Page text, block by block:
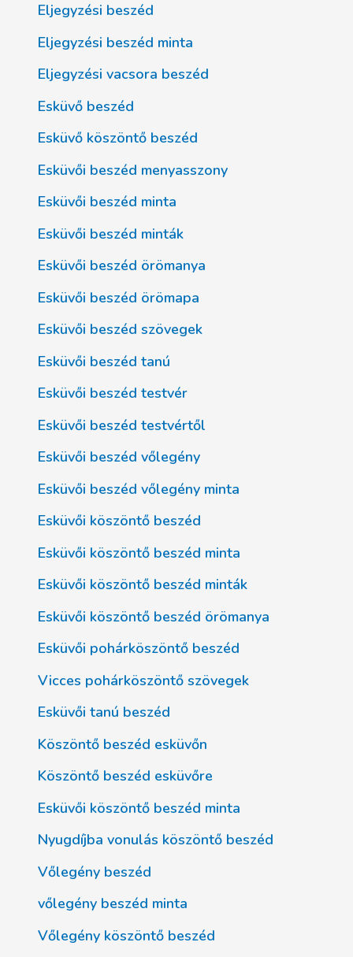
Eljegyzési beszéd
Eljegyzési beszéd minta
Eljegyzési vacsora beszéd
Esküvő beszéd
Esküvő köszöntő beszéd
Esküvői beszéd menyasszony
Esküvői beszéd minta
Esküvői beszéd minták
Esküvői beszéd örömanya
Esküvői beszéd örömapa
Esküvői beszéd szövegek
Esküvői beszéd tanú
Esküvői beszéd testvér
Esküvői beszéd testvértől
Esküvői beszéd vőlegény
Esküvői beszéd vőlegény minta
Esküvői köszöntő beszéd
Esküvői köszöntő beszéd minta
Esküvői köszöntő beszéd minták
Esküvői köszöntő beszéd örömanya
Esküvői pohárköszöntő beszéd
Vicces pohárköszöntő szövegek
Esküvői tanú beszéd
Köszöntő beszéd esküvőn
Köszöntő beszéd esküvőre
Esküvői köszöntő beszéd minta
Nyugdíjba vonulás köszöntő beszéd
Vőlegény beszéd
vőlegény beszéd minta
Vőlegény köszöntő beszéd